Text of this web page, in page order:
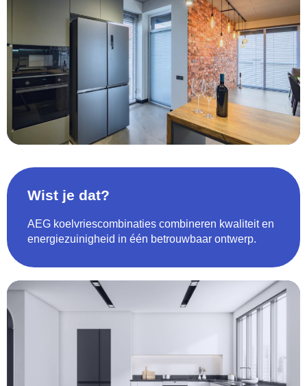
Wist je dat?
AEG koelvriescombinaties combineren kwaliteit en
energiezuinigheid in één betrouwbaar ontwerp.